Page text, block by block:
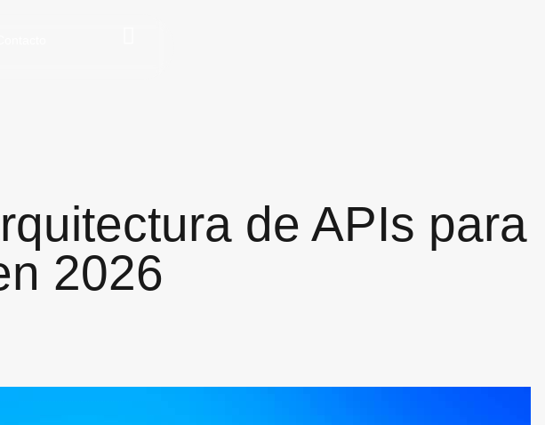
de APIs para
2026